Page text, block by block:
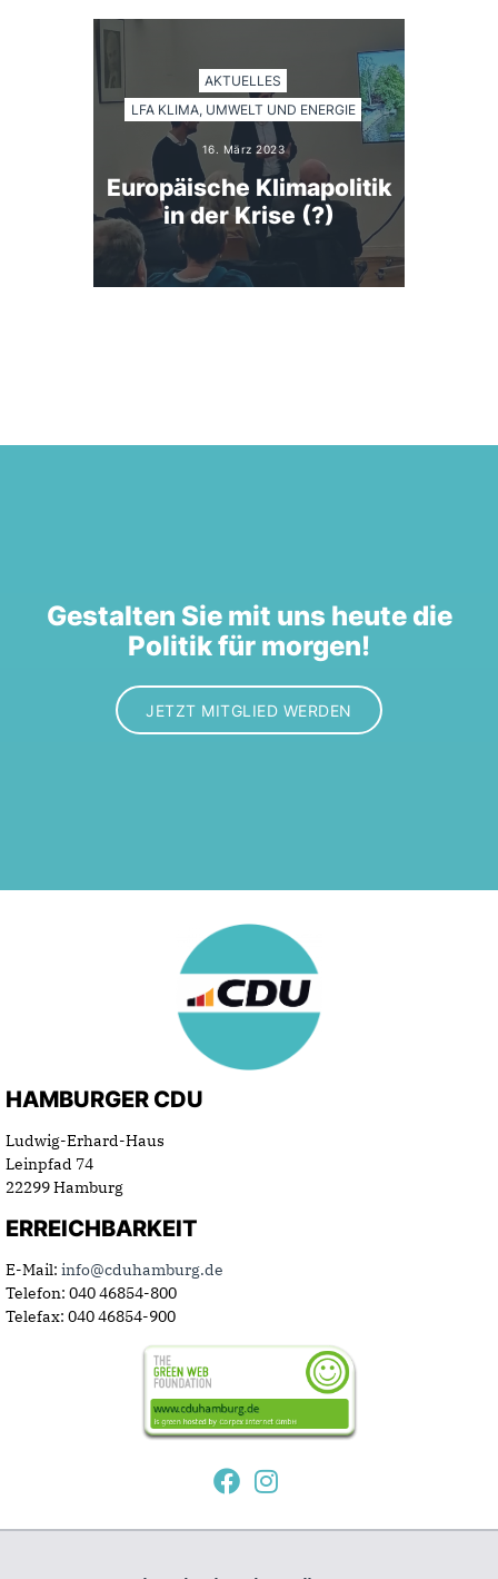
AKTUELLES
LFA KLIMA, UMWELT UND ENERGIE
16. März 2023
Europäische Klimapolitik
in der Krise (?)
Gestalten Sie mit uns heute die
Politik für morgen!
JETZT MITGLIED WERDEN
HAMBURGER CDU
Ludwig-Erhard-Haus
Leinpfad 74
22299 Hamburg
ERREICHBARKEIT
E-Mail: info@cduhamburg.de
Telefon: 040 46854-800
Telefax: 040 46854-900